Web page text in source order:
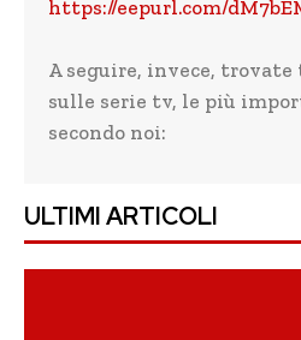
https://eepurl.com/
A seguire, invece,
sulle serie tv, le più
secondo noi:
ULTIMI ARTICOLI